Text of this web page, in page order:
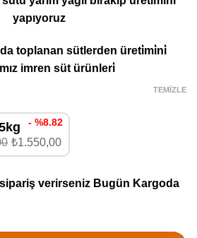
puanına
dayanarak
yapıyoruz
toplanan sütlerden üreti̇mi̇ni̇
imren süt ürünleri̇
- %8.82
₺1.550,00
TEMIZLE
verirseniz Bugün Kargoda
Peyniri)1000Gr adet